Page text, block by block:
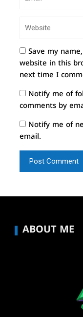
Save my
website in this
next time I
Notify me of
comments by
Notify me of
email.
ABOUT ME